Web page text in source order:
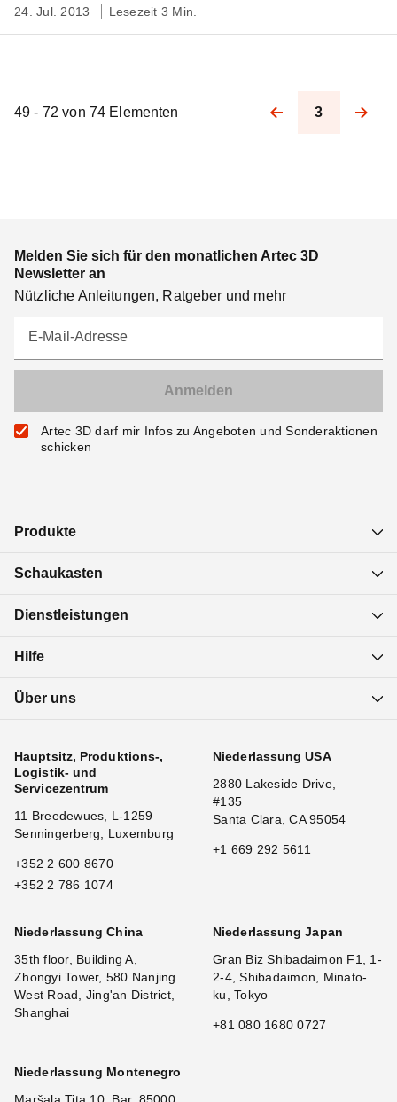
24. Jul. 2013 Lesezeit 3 Min.
49 - 72 von 74 Elementen
Pagination
3
Melden Sie sich für den monatlichen Artec 3D
Newsletter an
Nützliche Anleitungen, Ratgeber und mehr
E-Mail-Adresse
Artec 3D darf mir Infos zu Angeboten und Sonderaktionen
schicken
Produkte
Schaukasten
Dienstleistungen
Hilfe
Über uns
Hauptsitz, Produktions-,
Logistik- und
Servicezentrum
11 Breedewues, L-1259
Senningerberg, Luxemburg
+352 2 600 8670
+352 2 786 1074
Niederlassung USA
2880 Lakeside Drive,
#135
Santa Clara, CA 95054
+1 669 292 5611
Niederlassung China
35th floor, Building A,
Zhongyi Tower, 580 Nanjing
West Road, Jing'an District,
Shanghai
Niederlassung Japan
Gran Biz Shibadaimon F1, 1-
2-4, Shibadaimon, Minato-
ku, Tokyo
+81 080 1680 0727
Niederlassung Montenegro